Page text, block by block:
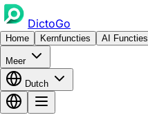
DictoGo
Home Kernfuncties AI Functies
Meer
Dutch